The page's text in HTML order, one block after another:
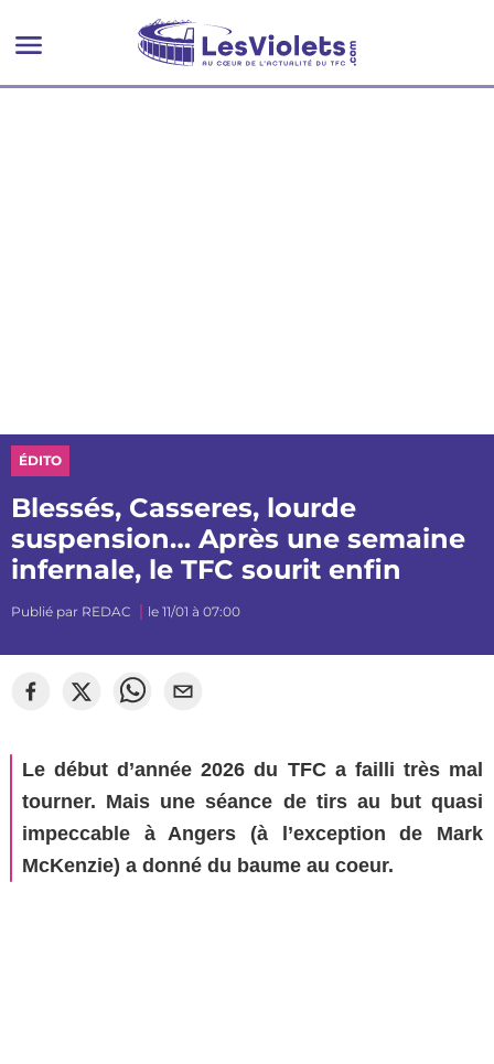
ÉDITO
Blessés, Casseres, lourde
suspension… Après une semaine
infernale, le TFC sourit enfin
Publié par REDAC le 11/01 à 07:00
Le début d’année 2026 du TFC a failli très mal
tourner. Mais une séance de tirs au but quasi
impeccable à Angers (à l’exception de Mark
McKenzie) a donné du baume au coeur.